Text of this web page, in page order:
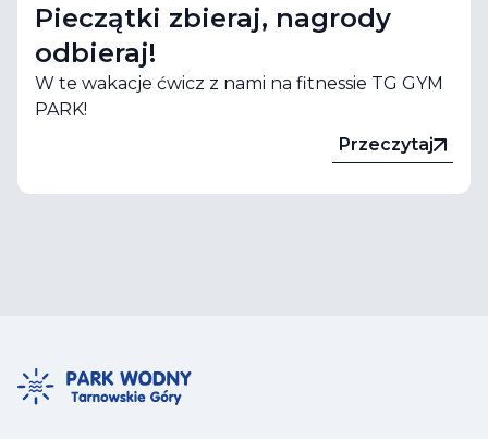
Pieczątki zbieraj, nagrody
odbieraj!
W te wakacje ćwicz z nami na fitnessie TG GYM
PARK!
Przeczytaj